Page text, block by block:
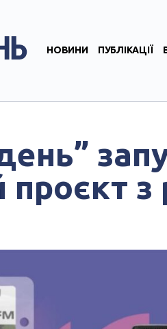
НОВИНИ ПУБЛІКАЦІЇ
проєкт з